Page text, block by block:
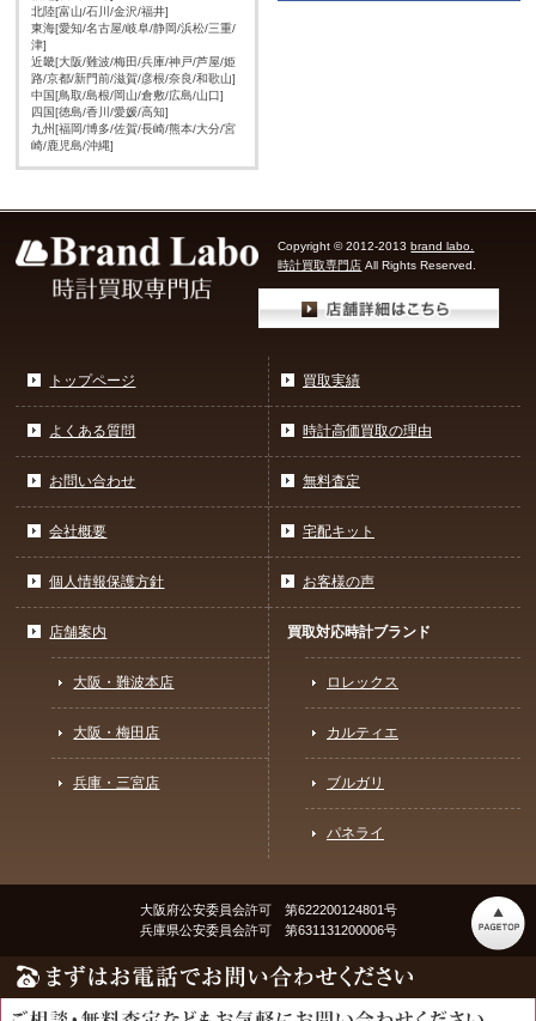
北陸[富山/石川/金沢/福井]
東海[愛知/名古屋/岐阜/静岡/浜松/三重/
津]
近畿[大阪/難波/梅田/兵庫/神戸/芦屋/姫
路/京都/新門前/滋賀/彦根/奈良/和歌山]
中国[鳥取/島根/岡山/倉敷/広島/山口]
四国[徳島/香川/愛媛/高知]
九州[福岡/博多/佐賀/長崎/熊本/大分/宮
崎/鹿児島/沖縄]
Copyright © 2012-2013brand labo.
時計買取専門店 All Rights Reserved.
トップページ
よくある質問
お問い合わせ
会社概要
個人情報保護方針
買取実績
時計高価買取の理由
無料査定
宅配キット
お客様の声
店舗案内
大阪・難波本店
大阪・梅田店
兵庫・三宮店
買取対応時計ブランド
ロレックス
カルティエ
ブルガリ
パネライ
大阪府公安委員会許可 第622200124801号
兵庫県公安委員会許可 第631131200006号